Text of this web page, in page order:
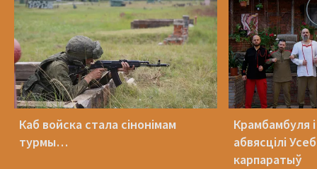
Каб войска стала сінонімам
турмы…
Крамбамбуля
абвясцілі
карпаратыў